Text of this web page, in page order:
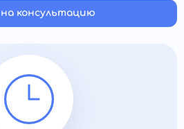
на консультацию